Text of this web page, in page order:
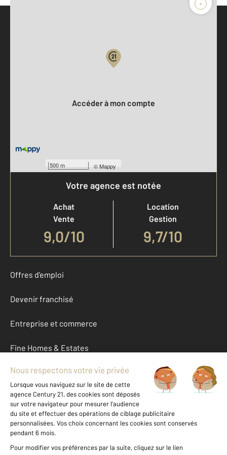
-
500 m ©Mappy
Accéder à mon compte
Votre agence est notée
Achat
Vente
9,0/10
Location
Gestion
9,7/10
Offres d'emploi
Devenir franchisé
Entreprise et commerce
Fine Homes & Estates
À propos
International
Nous contacter